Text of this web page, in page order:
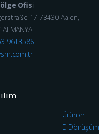
Ofisi
17 73430 Aalen,
9613588
Ürünler
E-Dönüşüm